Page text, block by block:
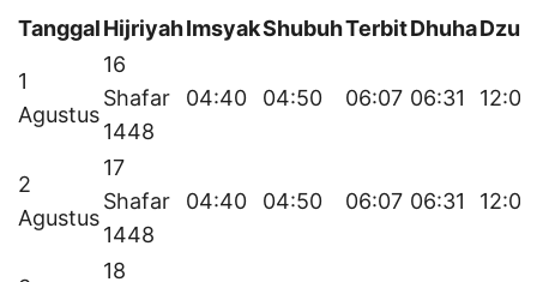
TanggalHijriyahImsyakShubuhTerbitDhuha
1
Agustus
16
Shafar
1448
04:40 04:50 06:07 06:31 12:07
2
Agustus
17
Shafar
1448
04:40 04:50 06:07 06:31 12:07
18